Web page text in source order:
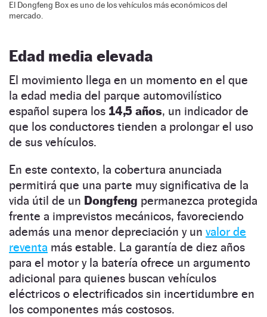
El Dongfeng Box es uno de los vehículos más económicos del
mercado.
Edad media elevada
El movimiento llega en un momento en el que
la edad media del parque automovilístico
español supera los 14,5 años, un indicador de
que los conductores tienden a prolongar el uso
de sus vehículos.
En este contexto, la cobertura anunciada
permitirá que una parte muy significativa de la
vida útil de un Dongfeng permanezca protegida
frente a imprevistos mecánicos, favoreciendo
además una menor depreciación y un valor de
reventa más estable. La garantía de diez años
para el motor y la batería ofrece un argumento
adicional para quienes buscan vehículos
eléctricos o electrificados sin incertidumbre en
los componentes más costosos.